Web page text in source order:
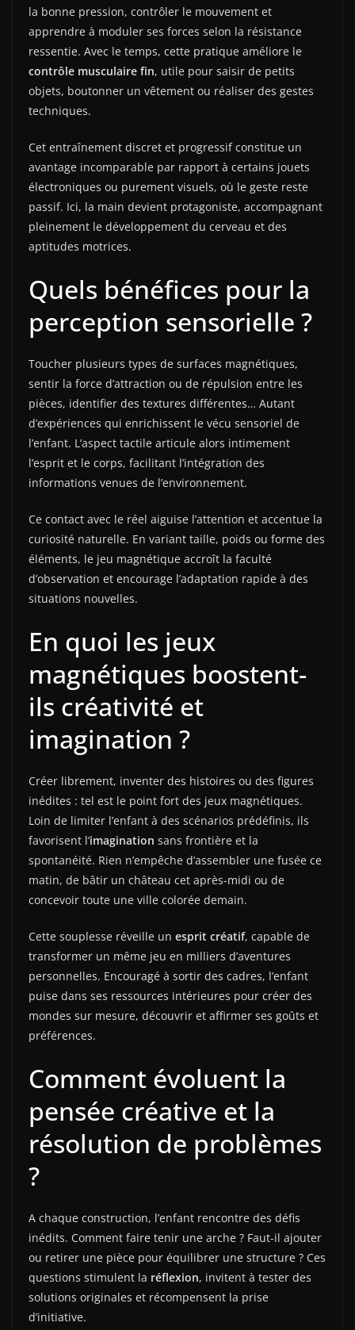
la bonne pression, contrôler le mouvement et
apprendre à moduler ses forces selon la résistance
ressentie. Avec le temps, cette pratique améliore le
contrôle musculaire fin, utile pour saisir de petits
objets, boutonner un vêtement ou réaliser des gestes
techniques.
Cet entraînement discret et progressif constitue un
avantage incomparable par rapport à certains jouets
électroniques ou purement visuels, où le geste reste
passif. Ici, la main devient protagoniste, accompagnant
pleinement le développement du cerveau et des
aptitudes motrices.
Quels bénéfices pour la
perception sensorielle ?
Toucher plusieurs types de surfaces magnétiques,
sentir la force d’attraction ou de répulsion entre les
pièces, identifier des textures différentes… Autant
d’expériences qui enrichissent le vécu sensoriel de
l’enfant. L’aspect tactile articule alors intimement
l’esprit et le corps, facilitant l’intégration des
informations venues de l’environnement.
Ce contact avec le réel aiguise l’attention et accentue la
curiosité naturelle. En variant taille, poids ou forme des
éléments, le jeu magnétique accroît la faculté
d’observation et encourage l’adaptation rapide à des
situations nouvelles.
En quoi les jeux
magnétiques boostent-
ils créativité et
imagination ?
Créer librement, inventer des histoires ou des figures
inédites : tel est le point fort des jeux magnétiques.
Loin de limiter l’enfant à des scénarios prédéfinis, ils
favorisent l’imagination sans frontière et la
spontanéité. Rien n’empêche d’assembler une fusée ce
matin, de bâtir un château cet après-midi ou de
concevoir toute une ville colorée demain.
Cette souplesse réveille un esprit créatif, capable de
transformer un même jeu en milliers d’aventures
personnelles. Encouragé à sortir des cadres, l’enfant
puise dans ses ressources intérieures pour créer des
mondes sur mesure, découvrir et affirmer ses goûts et
préférences.
Comment évoluent la
pensée créative et la
résolution de problèmes
?
A chaque construction, l’enfant rencontre des défis
inédits. Comment faire tenir une arche ? Faut-il ajouter
ou retirer une pièce pour équilibrer une structure ? Ces
questions stimulent la réflexion, invitent à tester des
solutions originales et récompensent la prise
d’initiative.